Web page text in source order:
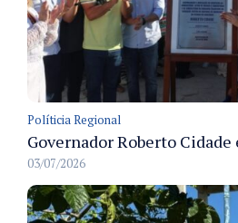
Políticia Regional
03/07/2026